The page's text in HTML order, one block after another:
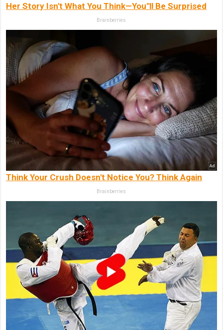
Her Story Isn't What You Think—You''ll Be Surprised
Brainberries
Think Your Crush Doesn't Notice You? Think Again
Brainberries